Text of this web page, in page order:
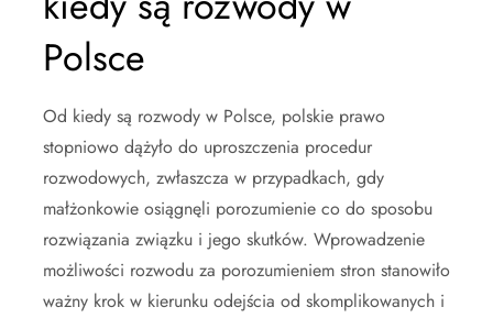
Polsce
Od kiedy są rozwody w Polsce, polskie prawo
stopniowo dążyło do uproszczenia procedur
rozwodowych, zwłaszcza w przypadkach, gdy
małżonkowie osiągnęli porozumienie co do sposobu
rozwiązania związku i jego skutków. Wprowadzenie
możliwości rozwodu za porozumieniem stron stanowiło
ważny krok w kierunku odejścia od skomplikowanych i